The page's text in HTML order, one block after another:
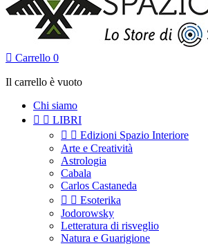
 Carrello 0
Il carrello è vuoto
Chi siamo
  LIBRI
  Edizioni Spazio Interiore
Arte e Creatività
Astrologia
Cabala
Carlos Castaneda
  Esoterika
Jodorowsky
Letteratura di risveglio
Natura e Guarigione